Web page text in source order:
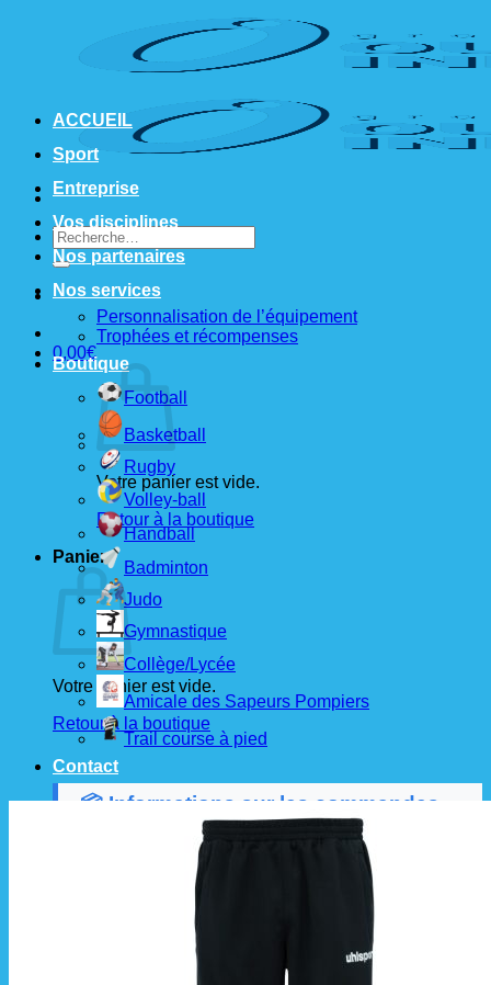
Recherche
pour :
0,00€
Votre panier est vide.
Retour à la boutique
Panier
Votre panier est vide.
Retour à la boutique
📦 Informations sur les commandes
Les commandes sont passées
les 1er et 15 de
auprès de nos fournisseurs.
À partir de ces dates, le
délai de livraison est
d'environ 3 semaines
ACCUEIL
Sport
Entreprise
Vos disciplines
Nos partenaires
Nos services
Personnalisation de l’équipement
Trophées et récompenses
Boutique
Football
Basketball
Rugby
Volley-ball
Handball
Badminton
Judo
Gymnastique
Collège/Lycée
Amicale des Sapeurs Pompiers
Trail course à pied
Contact